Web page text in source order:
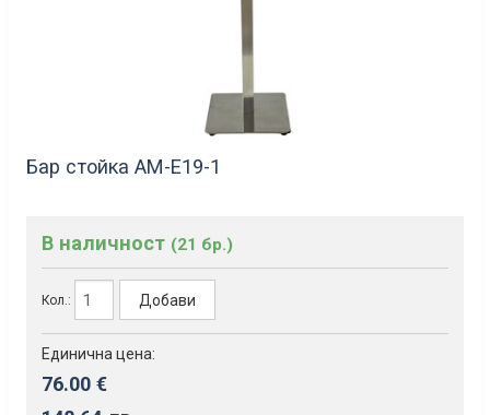
Бар стойка АМ-Е19-1
В наличност (21 бр.)
Кол.: Добави
Единична цена:
76.00 €